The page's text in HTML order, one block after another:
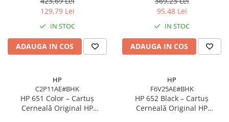
129,79 Lei
IN STOC
ADAUGA IN COS
95,48 Lei
IN STOC
ADAUGA IN COS
HP
C2P11AE#BHK
HP 651 Color – Cartuș
Cerneală Original HP
HP
F6V25AE#BHK
HP 652 Black – Cartuș
Cerneală Original HP